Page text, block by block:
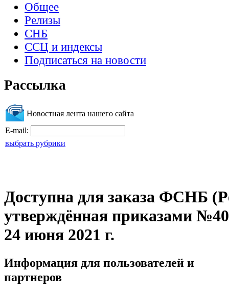
Общее
Релизы
СНБ
ССЦ и индексы
Подписаться на новости
Рассылка
Новостная лента нашего сайта
E-mail:
выбрать рубрики
Доступна для заказа ФСНБ
утверждённая приказами
24 июня 2021 г.
Информация для пользователей и
партнеров